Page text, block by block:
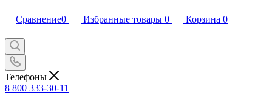
Сравнение0 Избранные товары 0 Корзина 0
Телефоны
8 800 333-30-11